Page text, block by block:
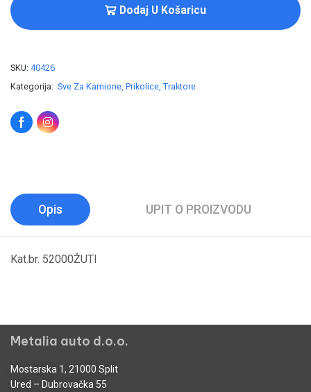
Dodaj U Košaricu
SKU: 40426
Kategorija: Sve Za Kamione, Prikolice, Traktore
Opis UPIT O PROIZVODU
Kat.br. 52000ŽUTI
Metalia auto d.o.o.
Mostarska 1, 21000 Split
Ured – Dubrovačka 55